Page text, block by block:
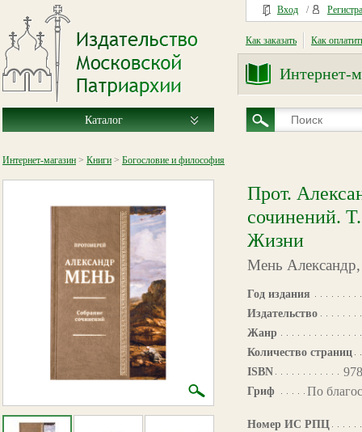
Вход /
Как заказать Как
Интернет-
Каталог
Интернет-магазин > Книги > Богословие и философия
Прот.
сочинений.
Жизни
Мень
Год издания
Издательство
Жанр
Количество страниц
ISBN
Гриф По
Номер ИС РПЦ